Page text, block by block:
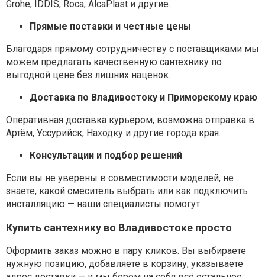
Grohe, IDDIS, Roca, AlcaPlast и другие.
Прямые поставки и честные цены
Благодаря прямому сотрудничеству с поставщиками мы
можем предлагать качественную сантехнику по
выгодной цене без лишних наценок.
Доставка по Владивостоку и Приморскому краю
Оперативная доставка курьером, возможна отправка в
Артём, Уссурийск, Находку и другие города края.
Консультации и подбор решений
Если вы не уверены в совместимости моделей, не
знаете, какой смеситель выбрать или как подключить
инсталляцию — наши специалисты помогут.
Купить сантехнику во Владивостоке просто
Оформить заказ можно в пару кликов. Вы выбираете
нужную позицию, добавляете в корзину, указываете